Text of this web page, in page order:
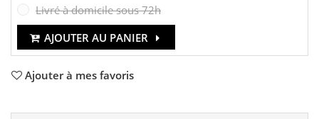
Livré à domicile sous 72h
AJOUTER AU PANIER
Ajouter à mes favoris